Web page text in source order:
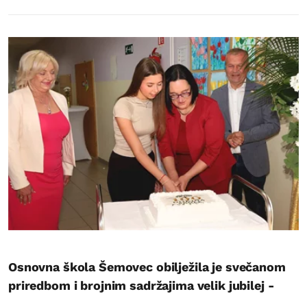
Osnovna škola Šemovec obilježila je svečanom
priredbom i brojnim sadržajima velik jubilej -